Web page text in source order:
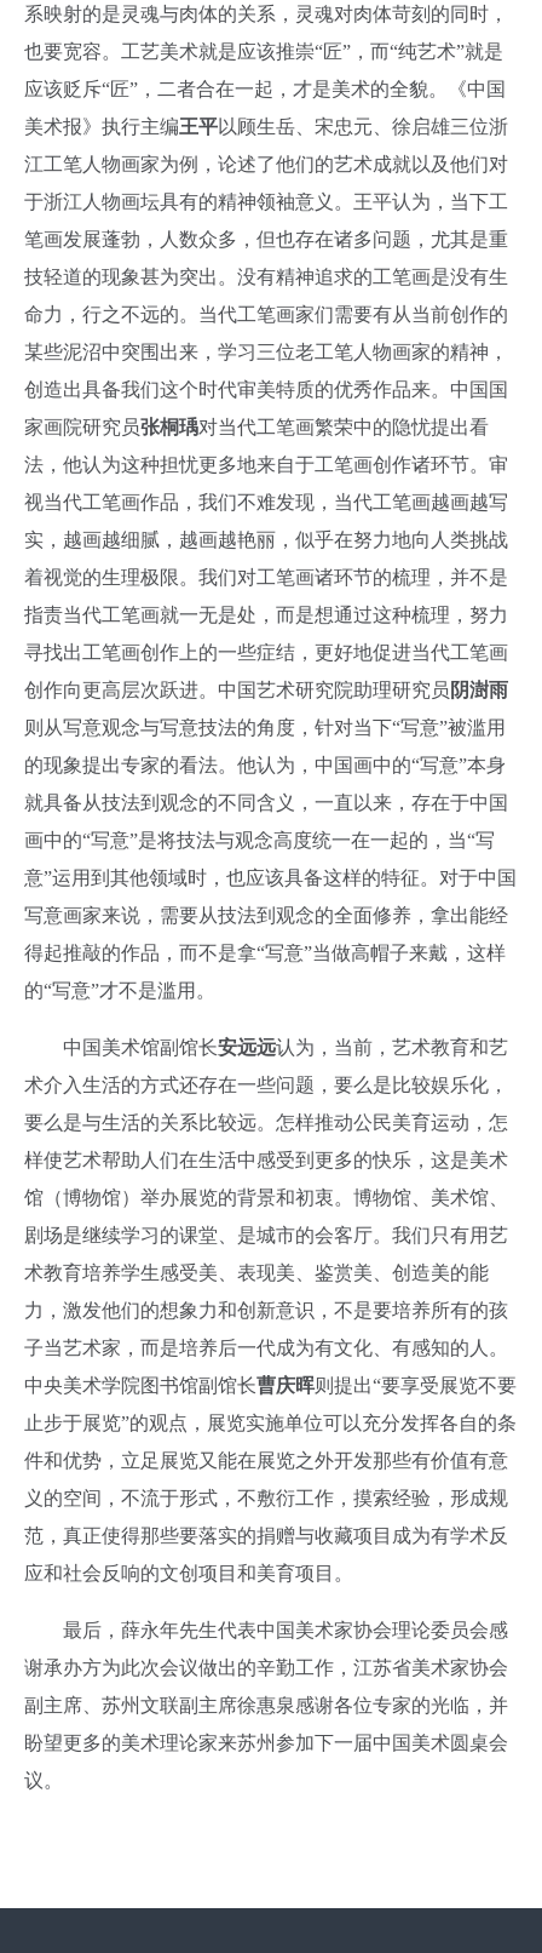
系映射的是灵魂与肉体的关系，灵魂对肉体苛刻的同时，
也要宽容。工艺美术就是应该推崇“匠”，而“纯艺术”就是
应该贬斥“匠”，二者合在一起，才是美术的全貌。《中国
美术报》执行主编王平以顾生岳、宋忠元、徐启雄三位浙
江工笔人物画家为例，论述了他们的艺术成就以及他们对
于浙江人物画坛具有的精神领袖意义。王平认为，当下工
笔画发展蓬勃，人数众多，但也存在诸多问题，尤其是重
技轻道的现象甚为突出。没有精神追求的工笔画是没有生
命力，行之不远的。当代工笔画家们需要有从当前创作的
某些泥沼中突围出来，学习三位老工笔人物画家的精神，
创造出具备我们这个时代审美特质的优秀作品来。中国国
家画院研究员张桐瑀对当代工笔画繁荣中的隐忧提出看
法，他认为这种担忧更多地来自于工笔画创作诸环节。审
视当代工笔画作品，我们不难发现，当代工笔画越画越写
实，越画越细腻，越画越艳丽，似乎在努力地向人类挑战
着视觉的生理极限。我们对工笔画诸环节的梳理，并不是
指责当代工笔画就一无是处，而是想通过这种梳理，努力
寻找出工笔画创作上的一些症结，更好地促进当代工笔画
创作向更高层次跃进。中国艺术研究院助理研究员 阴澍雨
则从写意观念与写意技法的角度，针对当下“写意”被滥用
的现象提出专家的看法。他认为，中国画中的“写意”本身
就具备从技法到观念的不同含义，一直以来，存在于中国
画中的“写意”是将技法与观念高度统一在一起的，当“写
意”运用到其他领域时，也应该具备这样的特征。对于中国
写意画家来说，需要从技法到观念的全面修养，拿出能经
得起推敲的作品，而不是拿“写意”当做高帽子来戴，这样
的“写意”才不是滥用。
中国美术馆副馆长安远远认为，当前，艺术教育和艺
术介入生活的方式还存在一些问题，要么是比较娱乐化，
要么是与生活的关系比较远。怎样推动公民美育运动，怎
样使艺术帮助人们在生活中感受到更多的快乐，这是美术
馆（博物馆）举办展览的背景和初衷。博物馆、美术馆、
剧场是继续学习的课堂、是城市的会客厅。我们只有用艺
术教育培养学生感受美、表现美、鉴赏美、创造美的能
力，激发他们的想象力和创新意识，不是要培养所有的孩
子当艺术家，而是培养后一代成为有文化、有感知的人。
中央美术学院图书馆副馆长曹庆晖则提出“要享受展览不要
止步于展览”的观点，展览实施单位可以充分发挥各自的条
件和优势，立足展览又能在展览之外开发那些有价值有意
义的空间，不流于形式，不敷衍工作，摸索经验，形成规
范，真正使得那些要落实的捐赠与收藏项目成为有学术反
应和社会反响的文创项目和美育项目。
最后，薛永年先生代表中国美术家协会理论委员会感
谢承办方为此次会议做出的辛勤工作， 江苏省美术家协会
副主席、苏州文联副主席徐惠泉感谢各位专家的光临，并
盼望更多的美术理论家来苏州参加下一届中国美术圆桌会
议。